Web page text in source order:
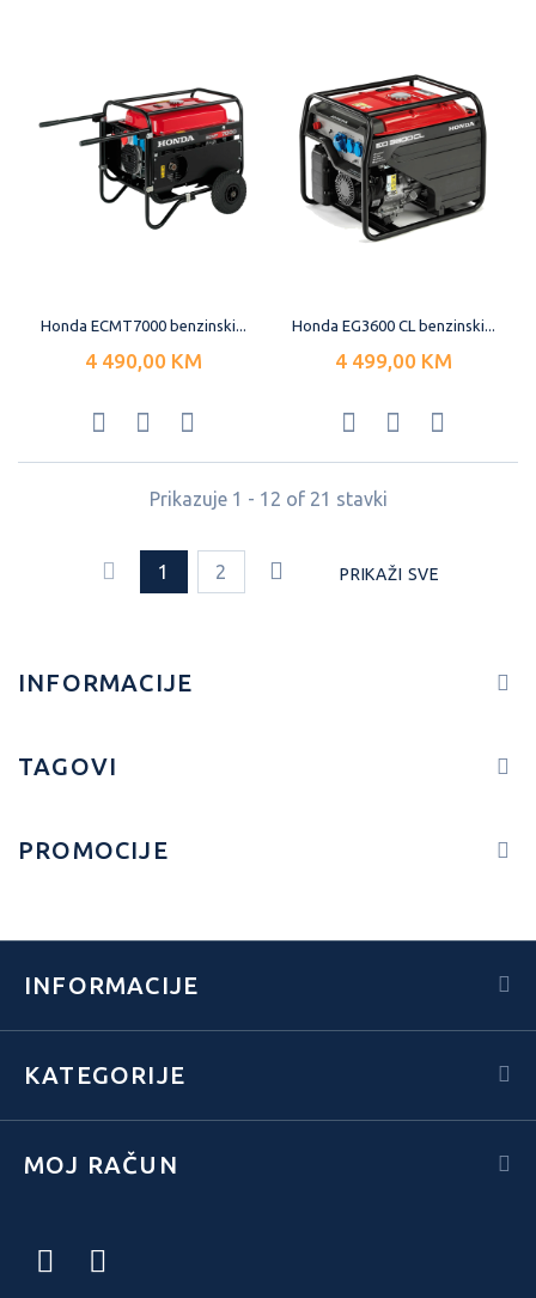
Honda ECMT7000 benzinski...
4 490,00 KM
Honda EG3600 CL benzinski...
4 499,00 KM
Prikazuje 1 - 12 of 21 stavki
1 2 PRIKAŽI SVE
INFORMACIJE
TAGOVI
PROMOCIJE
INFORMACIJE
KATEGORIJE
MOJ RAČUN